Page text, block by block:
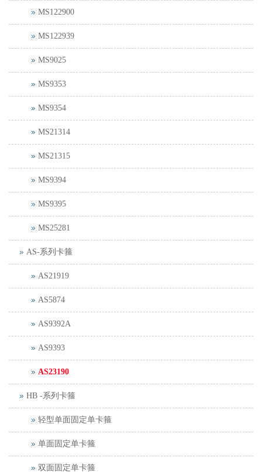
MS122900
MS122939
MS9025
MS9353
MS9354
MS21314
MS21315
MS9394
MS9395
MS25281
AS-系列卡箍
AS21919
AS5874
AS9392A
AS9393
AS23190
HB -系列卡箍
轻型单面固定单卡箍
单面固定单卡箍
双面固定单卡箍